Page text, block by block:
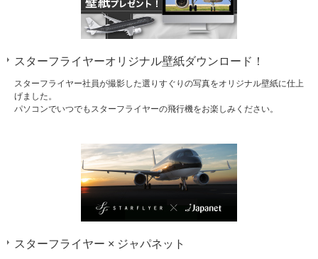
スターフライヤーオリジナル壁紙ダウンロード！
スターフライヤー社員が撮影した選りすぐりの写真をオリジナル壁紙に仕上
げました。
パソコンでいつでもスターフライヤーの飛行機をお楽しみください。
スターフライヤー × ジャパネット